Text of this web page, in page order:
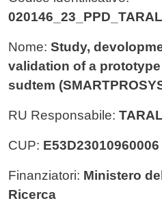
Nome: Study,
validation of a
sudtem
RU Responsabile:
CUP: E53D23010960006
Finanziatori: Ministero
Ricerca